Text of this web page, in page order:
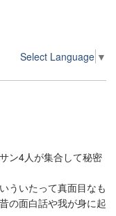
Select Language ▼
ン4人が集合して秘密
ういたって真面目なも
の面白話や我が身に起